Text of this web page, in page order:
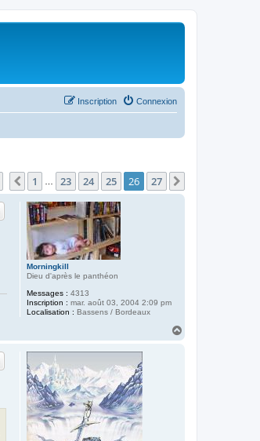
Connexion
Inscription
Page 26 27
Précédent
1 23 24 25 26 27
Morningkill
Dieu d'après le panthéon
Messages : 4313
Inscription : mar. août 03, 2004 2:09 pm
Localisation : Bassens / Bordeaux